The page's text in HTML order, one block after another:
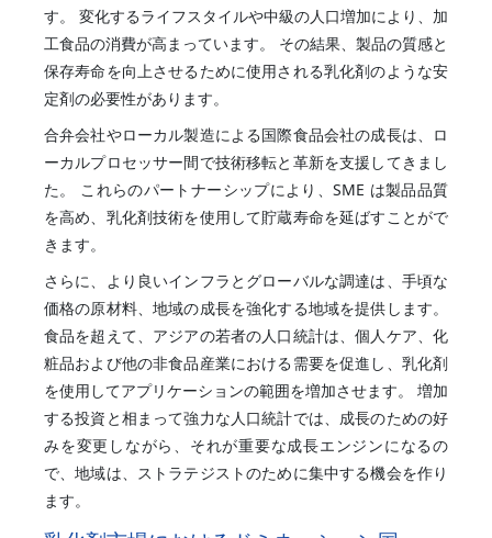
す。 変化するライフスタイルや中級の人口増加により、加
工食品の消費が高まっています。 その結果、製品の質感と
保存寿命を向上させるために使用される乳化剤のような安
定剤の必要性があります。
合弁会社やローカル製造による国際食品会社の成長は、ロ
ーカルプロセッサー間で技術移転と革新を支援してきまし
た。 これらのパートナーシップにより、SME は製品品質
を高め、乳化剤技術を使用して貯蔵寿命を延ばすことがで
きます。
さらに、より良いインフラとグローバルな調達は、手頃な
価格の原材料、地域の成長を強化する地域を提供します。
食品を超えて、アジアの若者の人口統計は、個人ケア、化
粧品および他の非食品産業における需要を促進し、乳化剤
を使用してアプリケーションの範囲を増加させます。 増加
する投資と相まって強力な人口統計では、成長のための好
みを変更しながら、それが重要な成長エンジンになるの
で、地域は、ストラテジストのために集中する機会を作り
ます。